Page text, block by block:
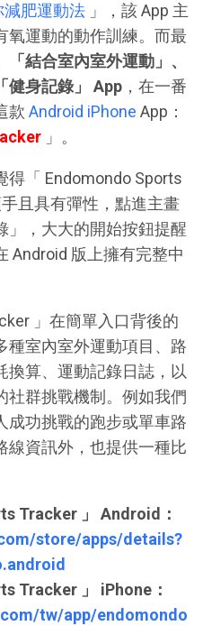
肥運動法 」，該 App 主
氧運動的動作訓練。而最
「結合室內室外運動」、
健身記錄」 App ，在一番
款 Android iPhone App：
」。
得「 Endomondo Sports
且具有彈性，點進主畫
」，大大的開始按鈕提醒
Android 版上擁有完整中
」在簡單入口背後的
種室內室外運動項目、路
換算、運動記錄日誌，以
社群挑戰機制。例如我們
成功挑戰的跑步或單車路
線資訊外，也提供一種比
Tracker 」 Android：
store/apps/details?
Tracker 」 iPhone：
tw/app/endomondo